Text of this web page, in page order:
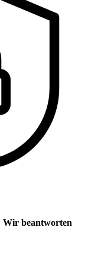
Wir beantworten